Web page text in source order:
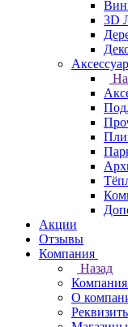
3D
Акции
Отзывы
Компания
Назад
Компания
О